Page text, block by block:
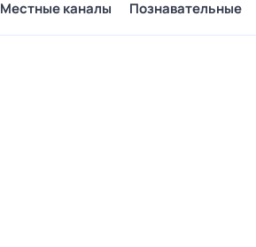
Местные каналы Познавательные